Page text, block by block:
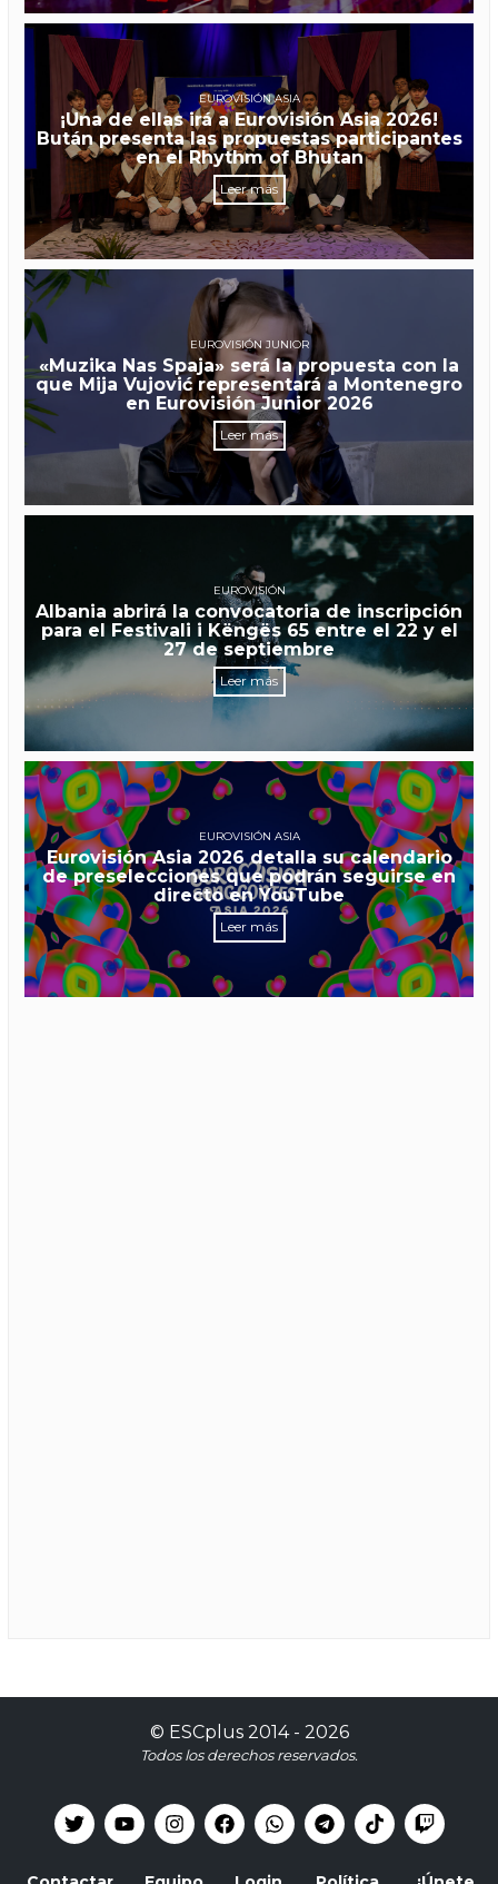
EUROVISIÓN ASIA
¡Una de ellas irá a Eurovisión Asia 2026!
Bután presenta las propuestas participantes
en el Rhythm of Bhutan
Leer más
EUROVISIÓN JUNIOR
«Muzika Nas Spaja» será la propuesta con la
que Mija Vujović representará a Montenegro
en Eurovisión Junior 2026
Leer más
EUROVISIÓN
Albania abrirá la convocatoria de inscripción
para el Festivali i Këngës 65 entre el 22 y el
27 de septiembre
Leer más
EUROVISIÓN ASIA
Eurovisión Asia 2026 detalla su calendario
de preselecciones que podrán seguirse en
directo en YouTube
Leer más
© ESCplus2014 - 2026
Todos los derechos reservados.